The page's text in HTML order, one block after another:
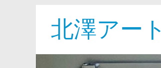
北澤アート